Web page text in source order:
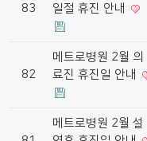
83
일절 휴진 안내
82
메트로병원 2월 의
료진 휴진일 안내
메트로병원 2월 설